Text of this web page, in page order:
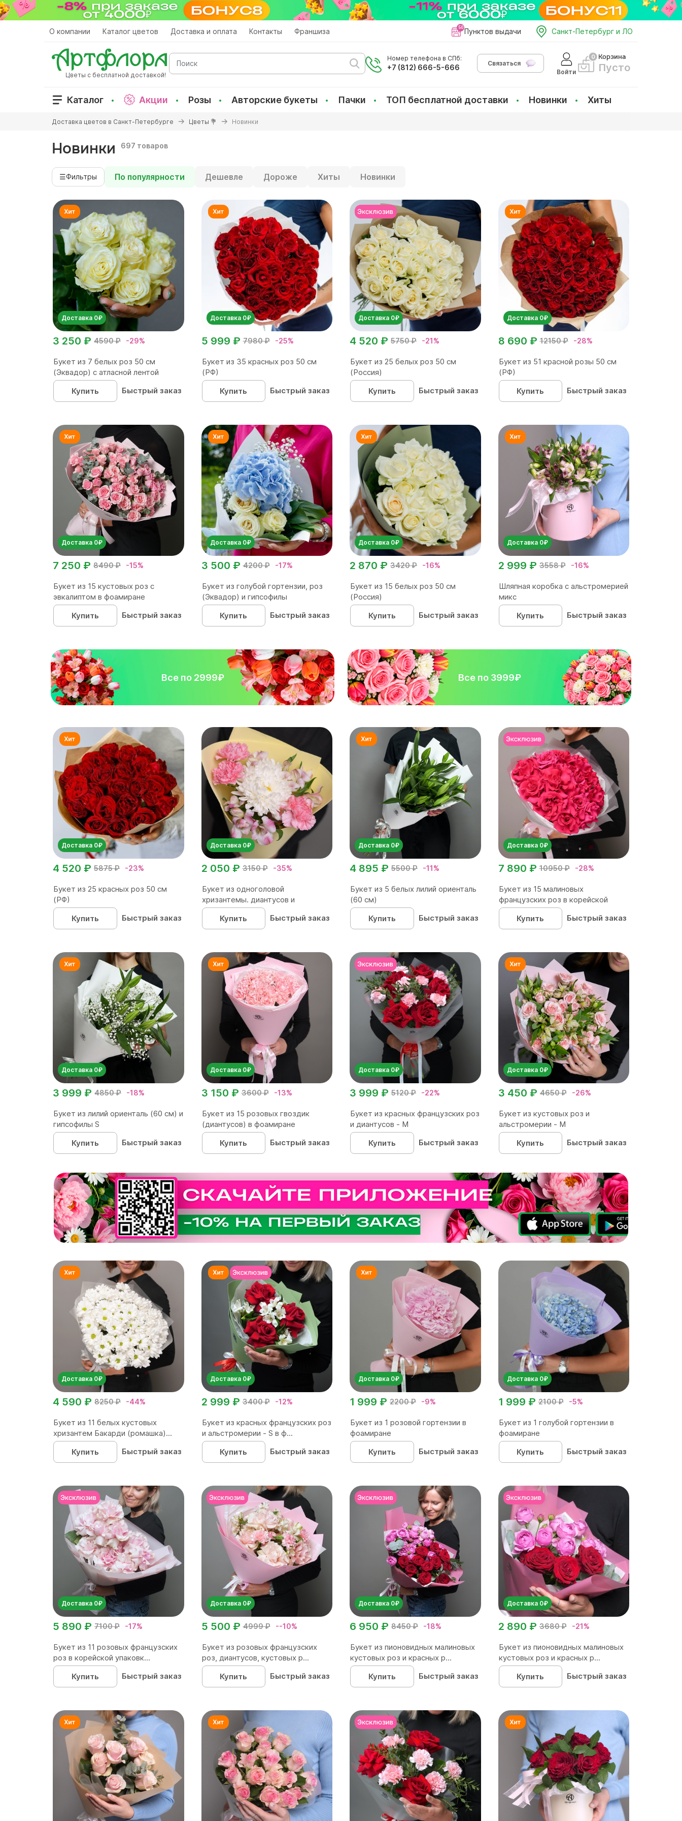
Перейти
к
О компании Каталог цветов Доставка и оплата Контакты Франшиза Пунктов выдачи Санкт-Петербург и ЛО
Цветы с бесплатной доставкой!
Поиск
Номер телефона в СПб:
+7 (812) 666-5-666
Связаться
Войти
Корзина
Пусто
Каталог Акции Розы Авторские букеты Пачки ТОП бесплатной доставки Новинки Хиты
здесь
Доставка цветов в Санкт-Петербурге Цветы 💐 Новинки
Новинки 697 товаров
☰Фильтры По популярности Дешевле Дороже Хиты Новинки
Доставка 0₽
4590 ₽ -29%
3 250 ₽
Букет из 7 белых роз 50 см
(Эквадор) с атласной лентой
Купить
Быстрый заказ
Доставка 0₽
7980 ₽ -25%
5 999 ₽
Букет из 35 красных роз 50 см
(РФ)
Купить
Быстрый заказ
Доставка 0₽
5750 ₽ -21%
4 520 ₽
Букет из 25 белых роз 50 см
(Россия)
Купить
Быстрый заказ
Доставка 0₽
12150 ₽ -28%
8 690 ₽
Букет из 51 красной розы 50 см
(РФ)
Купить
Быстрый заказ
Доставка 0₽
8490 ₽ -15%
7 250 ₽
Букет из 15 кустовых роз с
эвкалиптом в фоамиране
Купить
Быстрый заказ
Доставка 0₽
4200 ₽ -17%
3 500 ₽
Букет из голубой гортензии, роз
(Эквадор) и гипсофилы
Купить
Быстрый заказ
Доставка 0₽
3420 ₽ -16%
2 870 ₽
Букет из 15 белых роз 50 см
(Россия)
Купить
Быстрый заказ
Доставка 0₽
3558 ₽ -16%
2 999 ₽
Шляпная коробка с альстромерией
микс
Купить
Быстрый заказ
Все по 2999₽ Все по 3999₽
Доставка 0₽
5875 ₽ -23%
4 520 ₽
Букет из 25 красных роз 50 см
(РФ)
Купить
Быстрый заказ
Доставка 0₽
3150 ₽ -35%
2 050 ₽
Букет из одноголовой
хризантемы. диантусов и
альстромер...
Купить
Быстрый заказ
Доставка 0₽
5500 ₽ -11%
4 895 ₽
Букет из 5 белых лилий ориенталь
(60 см)
Купить
Быстрый заказ
Доставка 0₽
10950 ₽ -28%
7 890 ₽
Букет из 15 малиновых
французских роз в корейской
матов...
Купить
Быстрый заказ
Доставка 0₽
4850 ₽ -18%
3 999 ₽
Букет из лилий ориенталь (60 см) и
гипсофилы S
Купить
Быстрый заказ
Доставка 0₽
3600 ₽ -13%
3 150 ₽
Букет из 15 розовых гвоздик
(диантусов) в фоамиране
Купить
Быстрый заказ
Доставка 0₽
5120 ₽ -22%
3 999 ₽
Букет из красных французских роз
и диантусов - M
Купить
Быстрый заказ
Доставка 0₽
4650 ₽ -26%
3 450 ₽
Букет из кустовых роз и
альстромерии - М
Купить
Быстрый заказ
Доставка 0₽
8250 ₽ -44%
4 590 ₽
Букет из 11 белых кустовых
хризантем Бакарди (ромашка)...
Купить
Быстрый заказ
Доставка 0₽
3400 ₽ -12%
2 999 ₽
Букет из красных французских роз
и альстромерии - S в ф...
Купить
Быстрый заказ
Доставка 0₽
2200 ₽ -9%
1 999 ₽
Букет из 1 розовой гортензии в
фоамиране
Купить
Быстрый заказ
Доставка 0₽
2100 ₽ -5%
1 999 ₽
Букет из 1 голубой гортензии в
фоамиране
Купить
Быстрый заказ
Доставка 0₽
7100 ₽ -17%
5 890 ₽
Букет из 11 розовых французских
роз в корейской упаковк...
Купить
Быстрый заказ
Доставка 0₽
4999 ₽ --10%
5 500 ₽
Букет из розовых французских
роз, диантусов, кустовых р...
Купить
Быстрый заказ
Доставка 0₽
8450 ₽ -18%
6 950 ₽
Букет из пионовидных малиновых
кустовых роз и красных р...
Купить
Быстрый заказ
Доставка 0₽
3680 ₽ -21%
2 890 ₽
Букет из пионовидных малиновых
кустовых роз и красных р...
Купить
Быстрый заказ